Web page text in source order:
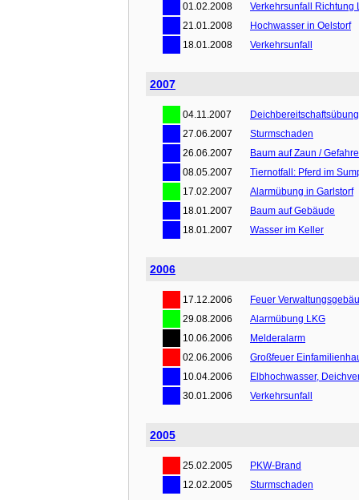
01.02.2008
Verkehrsunfall Richtung
21.01.2008
Hochwasser in Oelstorf
18.01.2008
Verkehrsunfall
2007
04.11.2007
27.06.2007
Sturmschaden
26.06.2007
Baum auf Zaun /
08.05.2007
Tiernotfall: Pferd im
17.02.2007
Alarmübung in Garlstorf
18.01.2007
Baum auf Gebäude
18.01.2007
Wasser im Keller
2006
17.12.2006
Feuer
29.08.2006
Alarmübung LKG
10.06.2006
Melderalarm
02.06.2006
Großfeuer
10.04.2006
Elbhochwasser,
30.01.2006
Verkehrsunfall
2005
25.02.2005
PKW-Brand
12.02.2005
Sturmschaden